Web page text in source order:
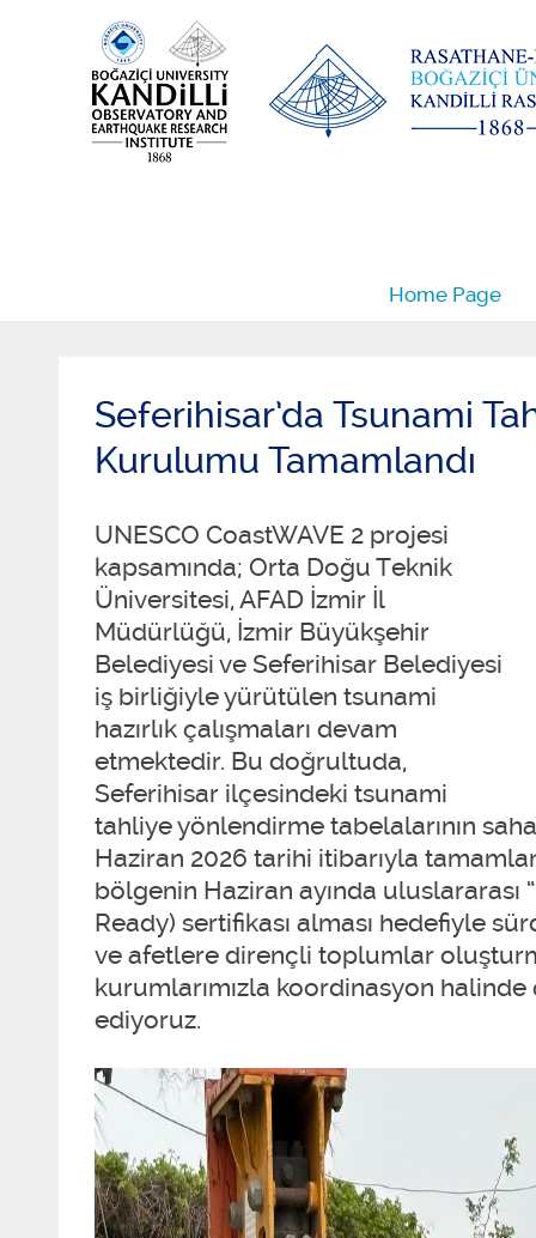
Home Page
Seferihisar’da Tsunami
Kurulumu Tamamlandı
UNESCO CoastWAVE 2 projesi
kapsamında; Orta Doğu Teknik
Üniversitesi, AFAD İzmir İl
Müdürlüğü, İzmir Büyükşehir
Belediyesi ve Seferihisar Belediyesi
iş birliğiyle yürütülen tsunami
hazırlık çalışmaları devam
etmektedir. Bu doğrultuda,
Seferihisar ilçesindeki tsunami
tahliye yönlendirme tabelalarının
Haziran 2026 tarihi itibarıyla
bölgenin Haziran ayında uluslararası
Ready) sertifikası alması hedefiyle
ve afetlere dirençli toplumlar
kurumlarımızla koordinasyon halinde
ediyoruz.